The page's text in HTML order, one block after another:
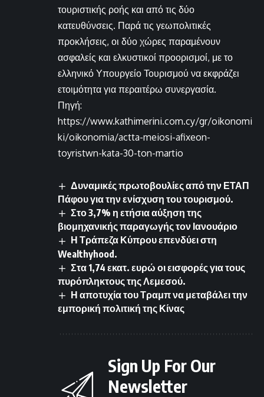
τουριστικής ροής και από τις δύο
κατευθύνσεις. Παρά τις γεωπολιτικές
προκλήσεις, οι δύο χώρες παραμένουν
ασφαλείς και ελκυστικοί προορισμοί, με το
ελληνικό Υπουργείο Τουρισμού να εκφράζει
ετοιμότητα για περαιτέρω συνεργασία.
Πηγή:
https://www.kathimerini.com.cy/gr/oikonomi
ki/oikonomia/actta-meiosi-afixeon-
toyristwn-kata-30-ton-martio
Δυναμικές πρωτοβουλίες από την ΕΤΑΠ
Πάφου για την ενίσχυση του τουρισμού.
Στο 3,7% η ετήσια αύξηση της
βιομηχανικής παραγωγής τον Ιανουάριο
Η Τράπεζα Κύπρου επενδύει στη
Wealthyhood.
Στα 1,74 εκατ. ευρώ οι εισφορές για τους
πυρόπληκτους της Λεμεσού.
Η αποτυχία του Τραμπ να μεταβάλει την
εμπορική πολιτική της Κίνας
Sign Up For Our
Newsletter